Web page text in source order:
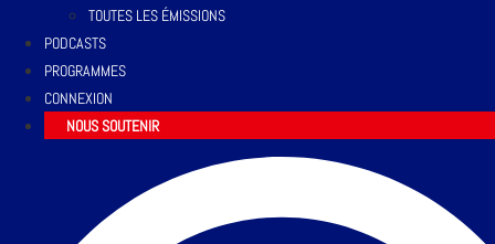
TOUTES LES ÉMISSIONS
PODCASTS
PROGRAMMES
CONNEXION
NOUS SOUTENIR